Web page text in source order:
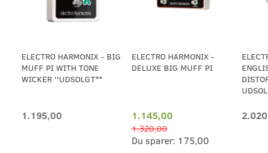
ELECTRO HARMONIX - BIG
MUFF PI WITH TONE
WICKER ''UDSOLGT**
1.195,00
ELECTRO HARMONIX -
DELUXE BIG MUFF PI
1.145,00
1.320,00
Du sparer: 175,00